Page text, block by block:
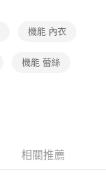
機能 內衣
機能 蕾絲
相關推薦